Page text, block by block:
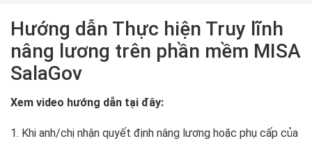
Hướng dẫn Thực hiện Truy lĩnh
nâng lương trên phần mềm MISA
SalaGov
Xem video hướng dẫn tại đây:
1. Khi anh/chị nhận quyết định nâng lương hoặc phụ cấp của